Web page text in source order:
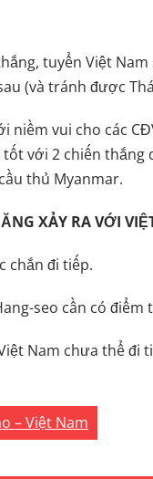
tuyển Việt
(và tránh được
niềm vui cho các
với 2 chiến thắng
thủ Myanmar.
XẢY RA VỚI
chắn đi tiếp.
seo cần có
Nam chưa thể đi
– Việt Nam